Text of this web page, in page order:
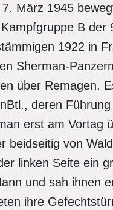
März 1945
B der
1922 in
Sherman-
über Remagen.
deren
erst am Vortag
beidseitig von
linken Seite ein
und sah ihnen
ihre